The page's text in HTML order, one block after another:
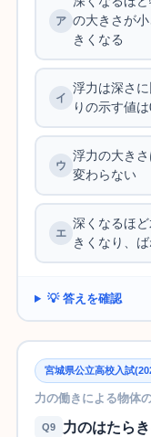
の大きさが
きくなる
浮力は深さ
りの示す値
浮力の大き
変わらない
深くなるほ
きくなり、
💡 答えを確認
宮城県公立高校入試
力の働きによる物体
Q9
力のはたら